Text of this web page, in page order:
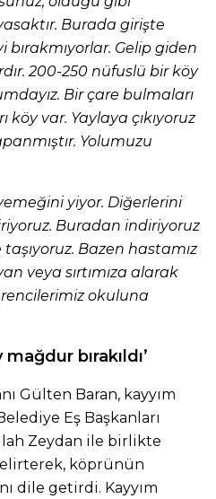
Burada girişte
bırakmıyorlar. Gelip giden
200-250 nüfuslü bir köy
Bir çare bulmaları
köy var. Yaylaya çıkıyoruz
Yolumuzu
yiyor. Diğerlerini
Buradan indiriyoruz
Bazen hastamız
veya sırtımıza alarak
okuluna
bırakıldı’
Gülten Baran, kayyım
Eş Başkanları
Zeydan ile birlikte
köprünün
dile getirdi. Kayyım